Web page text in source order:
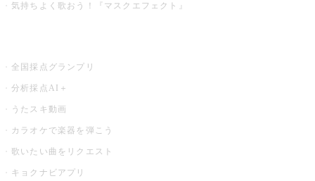
気持ちよく歌おう！『マスクエフェクト』
全国採点グランプリ
分析採点AI＋
うたスキ動画
カラオケで楽器を弾こう
歌いたい曲をリクエスト
キョクナビアプリ